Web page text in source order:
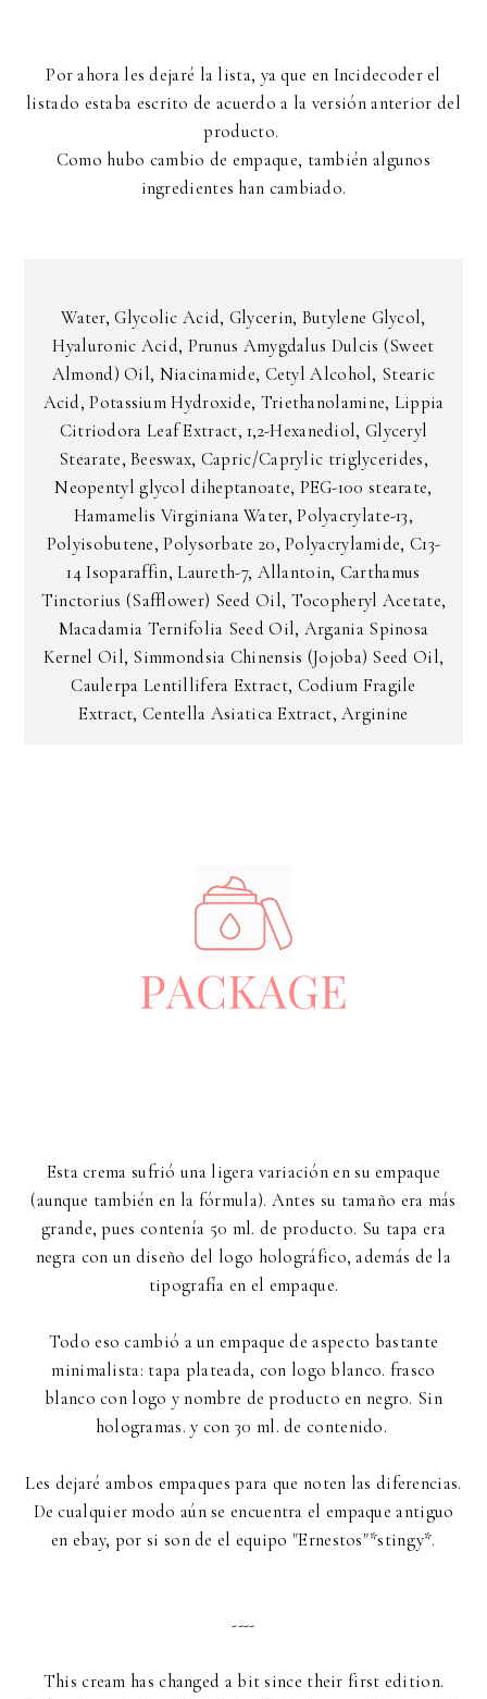
Por ahora les dejaré la lista, ya que en Incidecoder el
listado estaba escrito de acuerdo a la versión anterior del
producto.
Como hubo cambio de empaque, también algunos
ingredientes han cambiado.
Water, Glycolic Acid, Glycerin, Butylene Glycol,
Hyaluronic Acid, Prunus Amygdalus Dulcis (Sweet
Almond) Oil, Niacinamide, Cetyl Alcohol, Stearic
Acid, Potassium Hydroxide, Triethanolamine, Lippia
Citriodora Leaf Extract, 1,2-Hexanediol, Glyceryl
Stearate, Beeswax, Capric/Caprylic triglycerides,
Neopentyl glycol diheptanoate, PEG-100 stearate,
Hamamelis Virginiana Water, Polyacrylate-13,
Polyisobutene, Polysorbate 20, Polyacrylamide, C13-
14 Isoparaffin, Laureth-7, Allantoin, Carthamus
Tinctorius (Safflower) Seed Oil, Tocopheryl Acetate,
Macadamia Ternifolia Seed Oil, Argania Spinosa
Kernel Oil, Simmondsia Chinensis (Jojoba) Seed Oil,
Caulerpa Lentillifera Extract, Codium Fragile
Extract, Centella Asiatica Extract, Arginine
Esta crema sufrió una ligera variación en su empaque
(aunque también en la fórmula). Antes su tamaño era más
grande, pues contenía 50 ml. de producto. Su tapa era
negra con un diseño del logo holográfico, además de la
tipografía en el empaque.
Todo eso cambió a un empaque de aspecto bastante
minimalista: tapa plateada, con logo blanco. frasco
blanco con logo y nombre de producto en negro. Sin
hologramas. y con 30 ml. de contenido.
Les dejaré ambos empaques para que noten las diferencias.
De cualquier modo aún se encuentra el empaque antiguo
en ebay, por si son de el equipo "Ernestos"*stingy*.
----
This cream has changed a bit since their first edition.